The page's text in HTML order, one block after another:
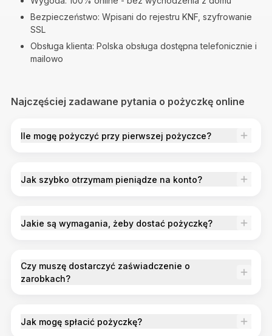
Bezpieczeństwo: Wpisani do rejestru KNF, szyfrowanie
SSL
Obsługa klienta: Polska obsługa dostępna telefonicznie i
mailowo
Najczęściej zadawane pytania o pożyczkę online
Ile mogę pożyczyć przy pierwszej pożyczce?
Jak szybko otrzymam pieniądze na konto?
Jakie są wymagania, żeby dostać pożyczkę?
Czy muszę dostarczyć zaświadczenie o
zarobkach?
Jak mogę spłacić pożyczkę?